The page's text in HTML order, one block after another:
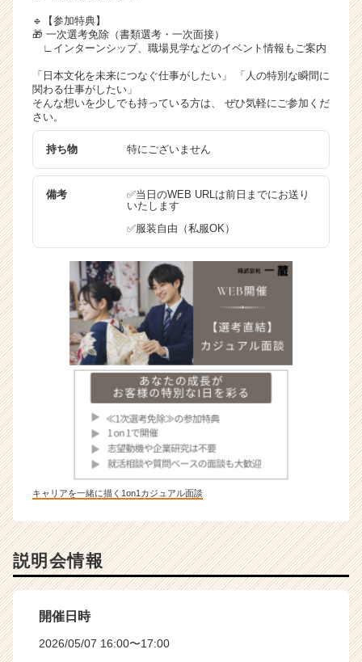
🔹【参加特典】
🎁 一次選考免除（書類選考・一次面接）
∟インターンシップ、職場見学などのイベント情報もご案内
「日本文化を未来につなぐ仕事がしたい」 「人の特別な瞬間に
関わる仕事がしたい」
そんな想いを少しでも持っている方は、 ぜひ気軽にご参加くだ
さい。
持ち物 特にございません
備考
✅当日のWEB URLは前日までにお送り
いたします
✅服装自由（私服OK）
キャリアを一緒に描く1on1カジュアル面談
説明会情報
開催日時
2026/05/07 16:00〜17:00